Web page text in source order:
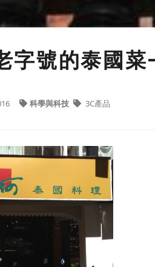
字號的泰國
科學與科技 3C產品